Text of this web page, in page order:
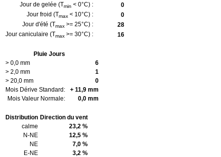
Jour de gelée (Tmin < 0°C) :
0
Jour froid (Tmax < 10°C) :
0
Jour d'été (Tmax >= 25°C) :
28
Jour caniculaire (Tmax >= 30°C) : 16
Pluie Jours
> 0,0 mm
6
> 2,0 mm
1
> 20,0 mm
0
Mois Dérive Standard:
+ 11,9 mm
Mois Valeur Normale:
0,0 mm
Distribution Direction du vent
calme
23,2 %
N-NE
12,5 %
NE
7,0 %
E-NE
3,2 %